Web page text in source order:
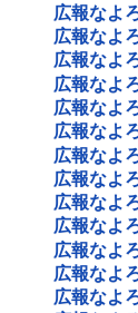
広報なよ
広報なよ
広報なよ
広報なよ
広報なよ
広報なよ
広報なよ
広報なよ
広報なよ
広報なよ
広報なよ
広報なよ
広報なよ